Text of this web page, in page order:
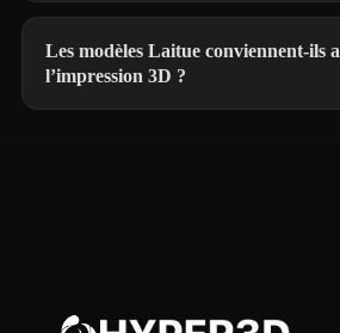
Les modèles Laitue conviennent-ils
l’impression 3D ?